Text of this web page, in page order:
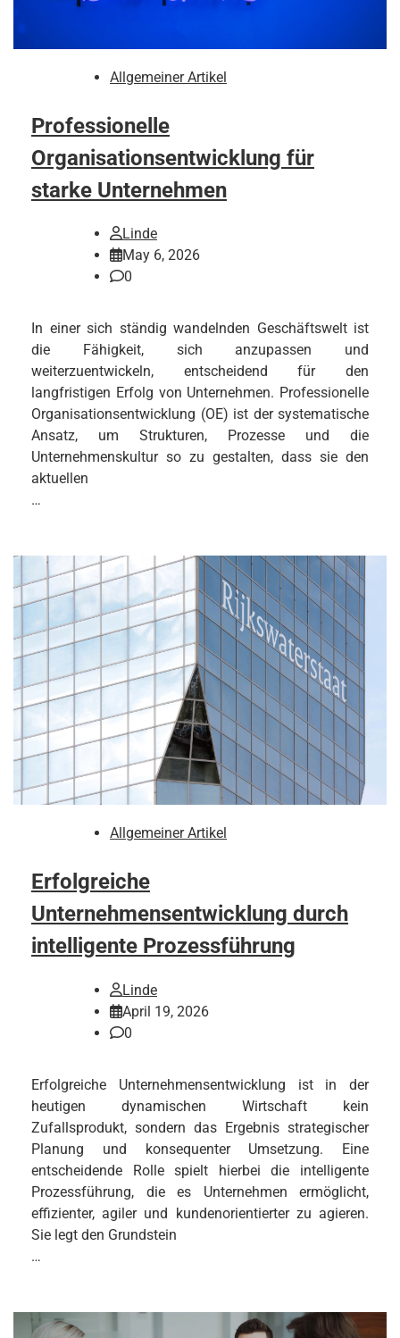
Allgemeiner Artikel
Professionelle
Organisationsentwicklung für
starke Unternehmen
Linde
May 6, 2026
0
In einer sich ständig wandelnden Geschäftswelt ist
die Fähigkeit, sich anzupassen und
weiterzuentwickeln, entscheidend für den
langfristigen Erfolg von Unternehmen. Professionelle
Organisationsentwicklung (OE) ist der systematische
Ansatz, um Strukturen, Prozesse und die
Unternehmenskultur so zu gestalten, dass sie den
aktuellen
…
Allgemeiner Artikel
Erfolgreiche
Unternehmensentwicklung durch
intelligente Prozessführung
Linde
April 19, 2026
0
Erfolgreiche Unternehmensentwicklung ist in der
heutigen dynamischen Wirtschaft kein
Zufallsprodukt, sondern das Ergebnis strategischer
Planung und konsequenter Umsetzung. Eine
entscheidende Rolle spielt hierbei die intelligente
Prozessführung, die es Unternehmen ermöglicht,
effizienter, agiler und kundenorientierter zu agieren.
Sie legt den Grundstein
…